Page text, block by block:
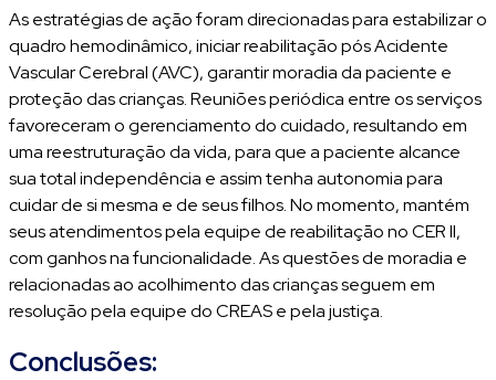
As estratégias de ação foram direcionadas para estabilizar o
quadro hemodinâmico, iniciar reabilitação pós Acidente
Vascular Cerebral (AVC), garantir moradia da paciente e
proteção das crianças. Reuniões periódica entre os serviços
favoreceram o gerenciamento do cuidado, resultando em
uma reestruturação da vida, para que a paciente alcance
sua total independência e assim tenha autonomia para
cuidar de si mesma e de seus filhos. No momento, mantém
seus atendimentos pela equipe de reabilitação no CER II,
com ganhos na funcionalidade. As questões de moradia e
relacionadas ao acolhimento das crianças seguem em
resolução pela equipe do CREAS e pela justiça.
Conclusões: